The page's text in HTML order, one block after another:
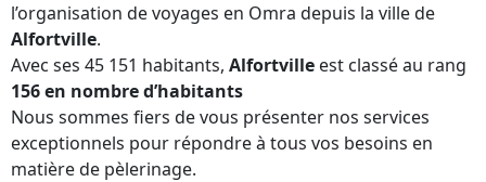
l’organisation de voyages en Omra depuis la ville de
Alfortville.
Avec ses 45 151 habitants, Alfortville est classé au rang
156 en nombre d’habitants
Nous sommes fiers de vous présenter nos services
exceptionnels pour répondre à tous vos besoins en
matière de pèlerinage.